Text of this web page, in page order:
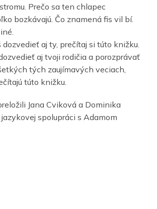
Prečo sa ten chlapec
bozkávajú. Čo znamená fis vil bí.
aj ty, prečítaj si túto knižku.
aj tvoji rodičia a porozprávať
tých zaujímavých veciach,
túto knižku.
Jana Cviková a Dominika
spolupráci s Adamom